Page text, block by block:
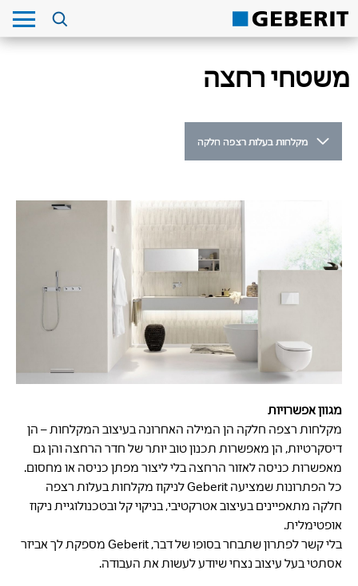
משטחי רחצה
מקלחות בעלות רצפה חלקה
מגוון אפשרויות
מקלחות רצפה חלקה הן המילה האחרונה בעיצוב המקלחות – הן
דיסקרטיות, הן מאפשרות תכנון טוב יותר של חדר הרחצה והן גם
מאפשרות כניסה לאזור הרחצה בלי ליצור מפתן כניסה או מחסום.
כל הפתרונות שמציעה Geberit לניקוז מקלחות בעלות רצפה
חלקה מתאפיינים בעיצוב אטרקטיבי, בניקוי קל ובטכנולוגיית ניקוז
אופטימלית.
בלי קשר לפתרון שתבחר בסופו של דבר, Geberit מספקת לך אביזר
אסתטי בעל עיצוב נצחי שיודע לעשות את העבודה.